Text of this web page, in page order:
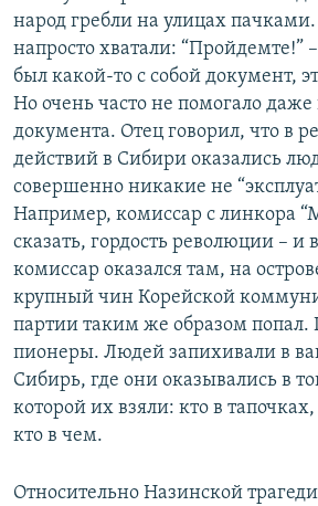
народ гребли на улицах
напросто хватали: “Пройдемте!”
был какой-то с собой документ,
Но очень часто не помогало
документа. Отец говорил, что в
действий в Сибири оказались
совершенно никакие не
Например, комиссар с линкора
сказать, гордость революции – и
комиссар оказался там, на
крупный чин Корейской
партии таким же образом попал.
пионеры. Людей запихивали в
Сибирь, где они оказывались в
которой их взяли: кто в
кто в чем.
Относительно Назинской